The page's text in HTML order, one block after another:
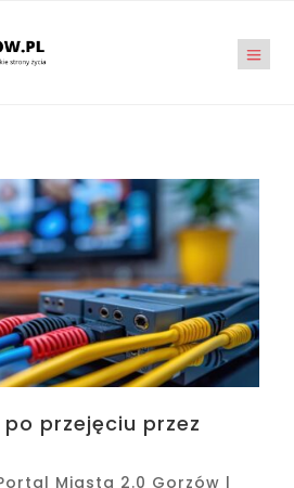
po przejęciu przez
Miasta 2.0 Gorzów |